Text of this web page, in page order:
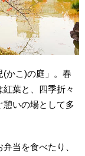
(かこ)の庭」。春
葉と、四季折々
憩いの場として多
当を食べたり、